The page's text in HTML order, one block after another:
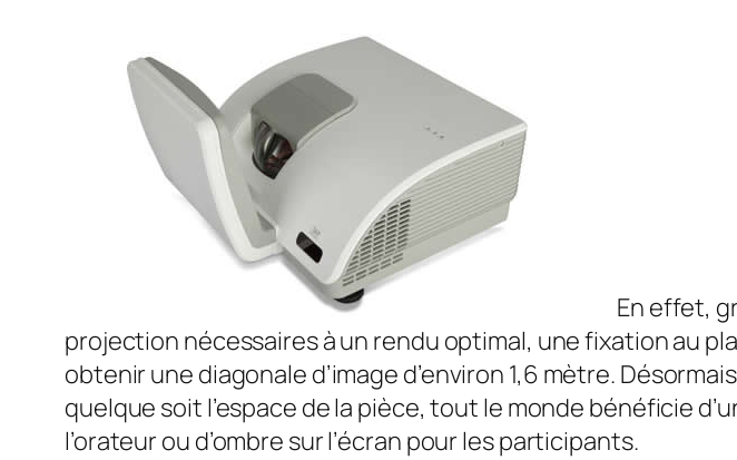
En effet,
projection nécessaires à un rendu optimal, une fixation au
obtenir une diagonale d’image d’environ 1,6 mètre.
quelque soit l’espace de la pièce, tout le monde bénéficie
l’orateur ou d’ombre sur l’écran pour les participants.